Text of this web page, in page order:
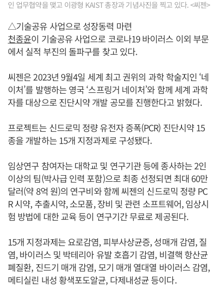
인 업무협약을 맺고 이광형 KAIST 총장과 기념사진을 찍고 있다. <씨젠>
△기술공유 사업으로 성장동력 마련
천종윤이 기술공유 사업으로 코로나19 바이러스 이외 부문
에서 실적 부진의 돌파구를 찾고 있다.
씨젠은 2023년 9월4일 세계 최고 권위의 과학 학술지인 ‘네
이처’를 발행하는 영국 ‘스프링거 네이처’와 함께 세계 과학
자를 대상으로 진단시약 개발 공모를 진행한다고 밝혔다.
프로젝트는 신드로믹 정량 유전자 증폭(PCR) 진단시약 15
종을 개발하는 15개 지정과제로 구성됐다.
임상연구 참여자는 대학교 및 연구기관 등에 종사하는 2인
이상의 팀(박사급 인력 포함)으로 최종 선정되면 최대 60만
달러(약 8억 원)의 연구비와 함께 씨젠의 신드로믹 정량 PC
R 시약, 추출시약, 소모품, 장비 및 관련 소프트웨어, 임상시
험 방법에 대한 교육 등이 연구기간 무료로 제공된다.
15개 지정과제는 요로감염, 피부사상균증, 성매개 감염, 질
염, 바이러스 및 박테리아 유발 호흡기 감염, 비결핵 항산균
폐질환, 진드기 매개 감염, 모기 매개 열대열 바이러스 감염,
메티실린 내성 황색포도알균, 다제내성균 등이다.